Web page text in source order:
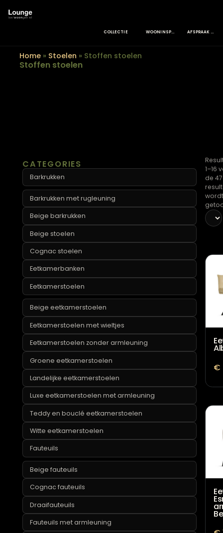
Home»Stoelen »Stoffen stoelen
Stoffen stoelen
CATEGORIES
Barkrukken
Barkrukken met rugleuning
Beige barkrukken
Beige stoelen
Cognac stoelen
Eetkamerbanken
Eetkamerstoelen
Beige eetkamerstoelen
Eetkamerstoelen met wieltjes
Eetkamerstoelen zonder armleuning
Groene eetkamerstoelen
Landelijke eetkamerstoelen
Luxe eetkamerstoelen met armleuning
Teddy en bouclé eetkamerstoelen
Witte eetkamerstoelen
Fauteuils
Beige fauteuils